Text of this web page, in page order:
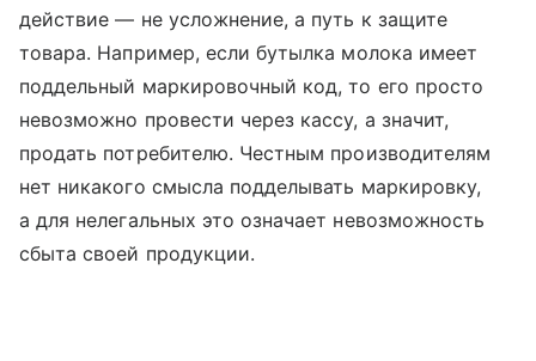
действие — не усложнение, а путь к защите
товара. Например, если бутылка молока имеет
поддельный маркировочный код, то его просто
невозможно провести через кассу, а значит,
продать потребителю. Честным производителям
нет никакого смысла подделывать маркировку,
а для нелегальных это означает невозможность
сбыта своей продукции.